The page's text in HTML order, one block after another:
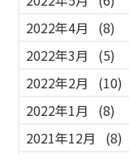
2022年4月
(8)
2022年3月
(5)
2022年2月
(10)
2022年1月
(8)
2021年12月
(8)